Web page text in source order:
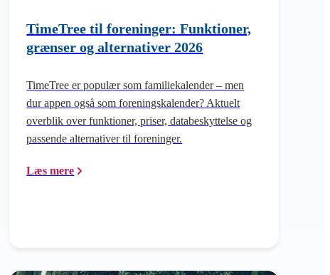
TimeTree til foreninger: Funktioner,
grænser og alternativer 2026
TimeTree er populær som familiekalender – men
dur appen også som foreningskalender? Aktuelt
overblik over funktioner, priser, databeskyttelse og
passende alternativer til foreninger.
Læs mere